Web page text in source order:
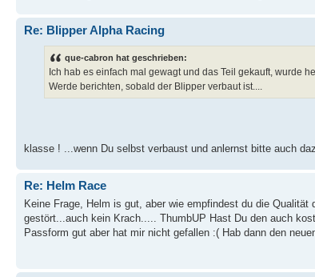
Re: Blipper Alpha Racing
que-cabron hat geschrieben:
Ich hab es einfach mal gewagt und das Teil gekauft, wurde
Werde berichten, sobald der Blipper verbaut ist....
klasse ! ...wenn Du selbst verbaust und anlernst bitte auch
Re: Helm Race
Keine Frage, Helm is gut, aber wie empfindest du die
gestört...auch kein Krach..... ThumbUP Hast Du den auch
Passform gut aber hat mir nicht gefallen :( Hab dann den